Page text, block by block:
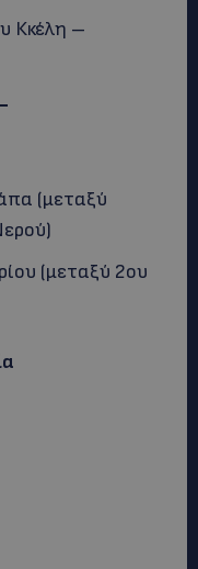
Κκέλη –
(μεταξύ
(μεταξύ 2ου